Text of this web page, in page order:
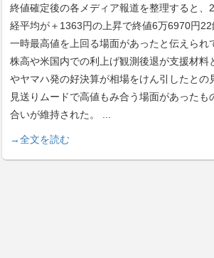
終値確定後の各メディア報道を整理すると、
経平均が＋1363円の上昇で終値6万6970円
一時最高値を上回る場面があったと伝えられ
株高や米国内での利上げ観測後退が支援材料
やヤマハ発の好決算が相場をけん引したとの
見送りムードで高値もみ合う場面があったも
合いが維持された。
→全文を読む